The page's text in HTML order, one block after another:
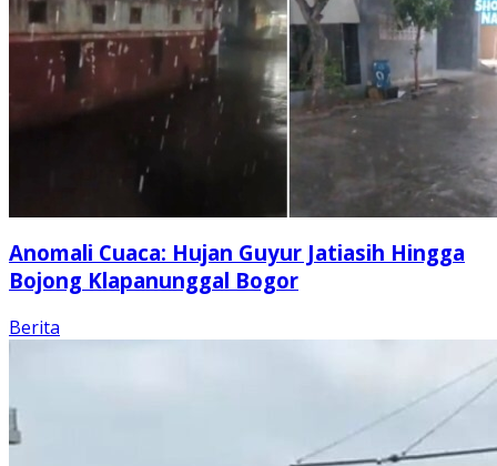
Anomali Cuaca: Hujan Guyur Jatiasih Hingga
Bojong Klapanunggal Bogor
Berita